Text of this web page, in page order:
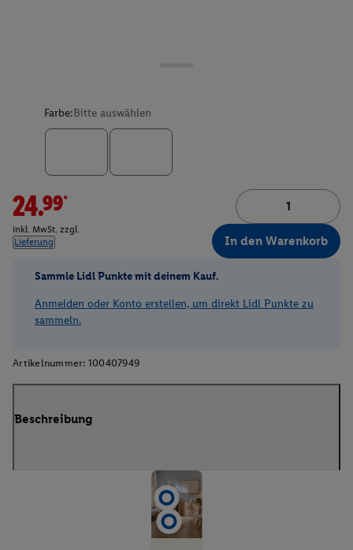
Farbe:Bitte auswählen
24.99*
inkl. MwSt. zzgl.
Lieferung
In den Warenkorb
Sammle Lidl Punkte mit deinem Kauf.
Anmelden oder Konto erstellen, um direkt Lidl Punkte zu
sammeln.
Artikelnummer: 100407949
Beschreibung